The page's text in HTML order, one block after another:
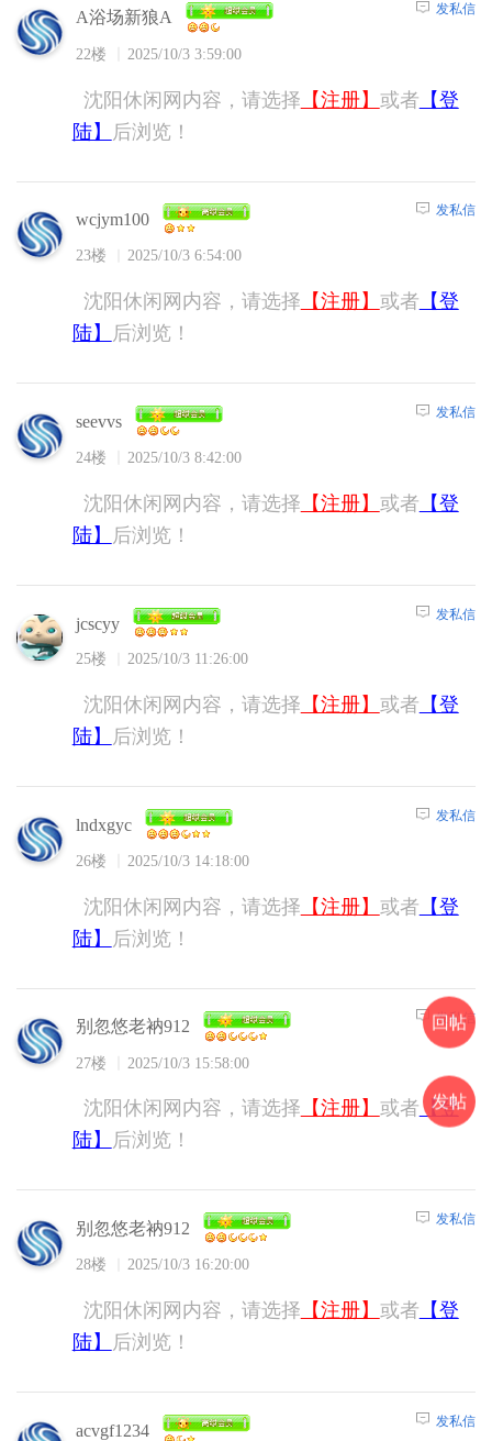
A浴场新狼A
22楼 2025/10/3 3:59:00
发私信
沈阳休闲网内容，请选择 【注册】 或者 【登
陆】
后浏览！
wcjym100
23楼 2025/10/3 6:54:00
发私信
沈阳休闲网内容，请选择 【注册】 或者 【登
陆】
后浏览！
seevvs
24楼 2025/10/3 8:42:00
发私信
沈阳休闲网内容，请选择 【注册】 或者 【登
陆】
后浏览！
jcscyy
25楼 2025/10/3 11:26:00
发私信
沈阳休闲网内容，请选择 【注册】 或者 【登
陆】
后浏览！
lndxgyc
26楼 2025/10/3 14:18:00
发私信
沈阳休闲网内容，请选择 【注册】 或者 【登
陆】
后浏览！
别忽悠老衲912
27楼 2025/10/3 15:58:00
发私信
沈阳休闲网内容，请选择 【注册】 或者 【登
陆】
后浏览！
别忽悠老衲912
28楼 2025/10/3 16:20:00
发私信
沈阳休闲网内容，请选择 【注册】 或者 【登
陆】
后浏览！
acvgf1234 发私信
回帖
发帖